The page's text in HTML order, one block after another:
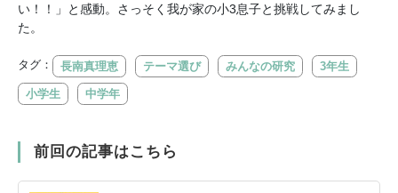
い！！」と感動。さっそく我が家の小3息子と挑戦してみまし
た。
タグ： 長南真理恵 テーマ選び みんなの研究 3年生
小学生 中学年
前回の記事はこちら